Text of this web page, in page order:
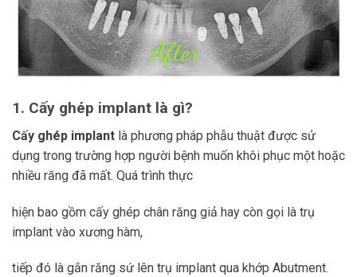
1. Cấy ghép implant là gì?
Cấy ghép implant là phương pháp phẫu thuật được sử
dụng trong trường hợp người bệnh muốn khôi phục một hoặc
nhiều răng đã mất. Quá trình thực
hiện bao gồm cấy ghép chân răng giả hay còn gọi là trụ
implant vào xương hàm,
tiếp đó là gắn răng sứ lên trụ implant qua khớp Abutment.